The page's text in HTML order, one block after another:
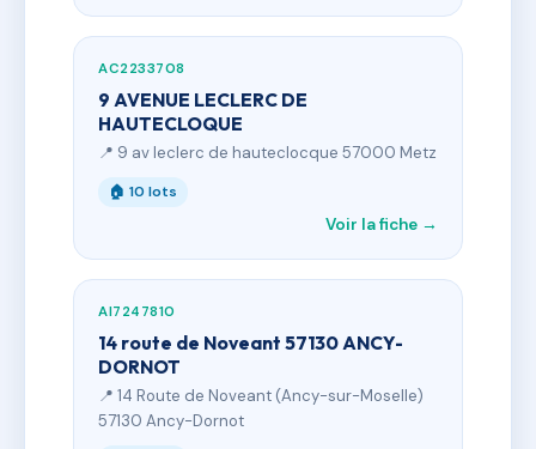
AC2233708
9 AVENUE LECLERC DE
HAUTECLOQUE
📍 9 av leclerc de hauteclocque 57000 Metz
🏠 10 lots
Voir la fiche →
AI7247810
14 route de Noveant 57130 ANCY-
DORNOT
📍 14 Route de Noveant (Ancy-sur-Moselle)
57130 Ancy-Dornot